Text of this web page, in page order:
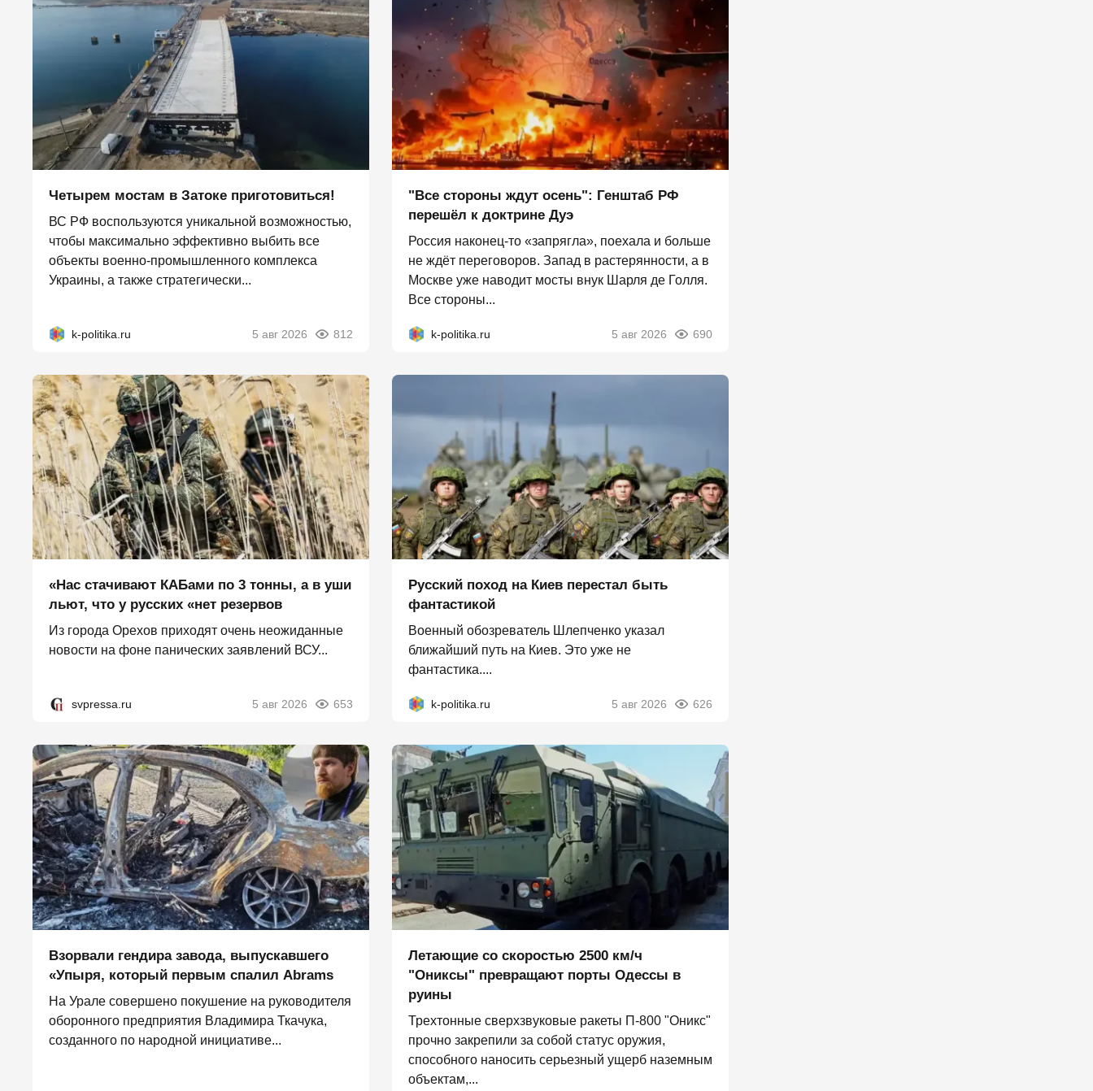
Четырем мостам в Затоке приготовиться!
ВС РФ воспользуются уникальной возможностью,
чтобы максимально эффективно выбить все
объекты военно-промышленного комплекса
Украины, а также стратегически...
k-politika.ru 5 авг 2026 812
"Все стороны ждут осень": Генштаб РФ
перешёл к доктрине Дуэ
Россия наконец-то «запрягла», поехала и больше
не ждёт переговоров. Запад в растерянности, а в
Москве уже наводит мосты внук Шарля де Голля.
Все стороны...
k-politika.ru 5 авг 2026 690
«Нас стачивают КАБами по 3 тонны, а в уши
льют, что у русских «нет резервов
Из города Орехов приходят очень неожиданные
новости на фоне панических заявлений ВСУ...
svpressa.ru 5 авг 2026 653
Русский поход на Киев перестал быть
фантастикой
Военный обозреватель Шлепченко указал
ближайший путь на Киев. Это уже не
фантастика....
k-politika.ru 5 авг 2026 626
Взорвали гендира завода, выпускавшего
«Упыря, который первым спалил Abrams
На Урале совершено покушение на руководителя
оборонного предприятия Владимира Ткачука,
созданного по народной инициативе...
Летающие со скоростью 2500 км/ч
"Ониксы" превращают порты Одессы в
руины
Трехтонные сверхзвуковые ракеты П‑800 "Оникс"
прочно закрепили за собой статус оружия,
способного наносить серьезный ущерб наземным
объектам,...